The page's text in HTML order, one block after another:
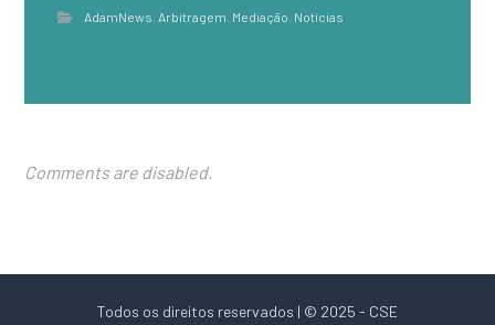
AdamNews, Arbitragem, Mediação, Notícias
Comments are disabled.
Todos os direitos reservados | © 2025 - CSE